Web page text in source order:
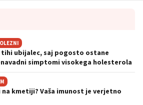
tihi ubijalec, saj pogosto ostane
simptomi visokega holesterola
kmetiji? Vaša imunost je verjetno